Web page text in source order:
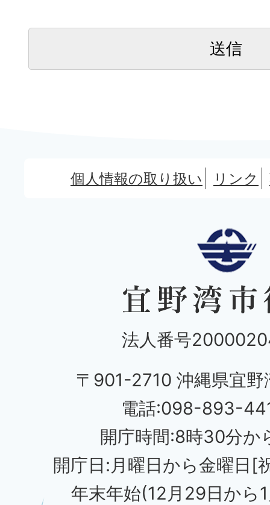
個人情報の取り扱い リンク
法人番号
〒901-2710 沖縄県宜野
電話:098-893-
開庁時間:8時30分か
開庁日:月曜日から金曜日[
年末年始(12月29日から